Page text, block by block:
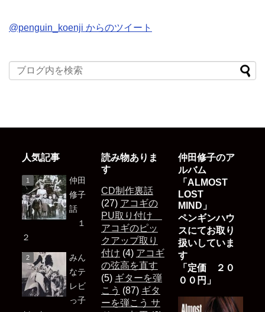
@penguin_koenji からのツイート
人気記事
仲田
修子
話
１
２
みん
なテ
レビ
っ子
読み物ありま
す
CD制作裏話
(27) アコギの
PU取り付け
アコギのピッ
クアップ取り
付け (4) アコギ
の弦高を直す
(5) ギターを弾
こう (87) ギタ
ーを弾こう サ
仲田修子のア
ルバム
「ALMOST
LOST
MIND」
ペンギンハウ
スにてお取り
扱いしていま
す
「定価 ２０
００円」